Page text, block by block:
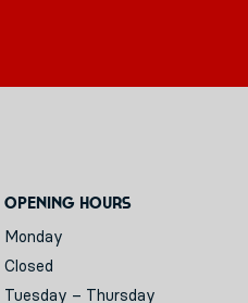
Opening hours
Monday
Closed
Tuesday – Thursday